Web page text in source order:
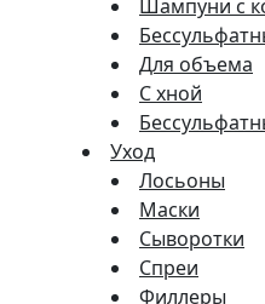
Шампуни с
Для объема
С хной
Уход
Лосьоны
Маски
Сыворотки
Спреи
Филлеры